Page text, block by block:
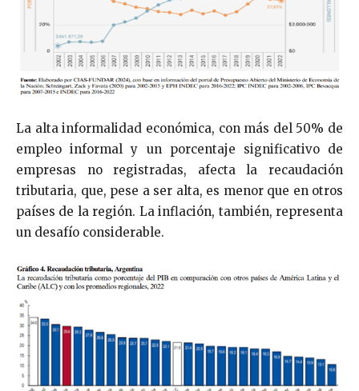
La alta informalidad económica, con más del 50% de
empleo informal y un porcentaje significativo de
empresas no registradas, afecta la recaudación
tributaria, que, pese a ser alta, es menor que en otros
países de la región. La inflación, también, representa
un desafío considerable.